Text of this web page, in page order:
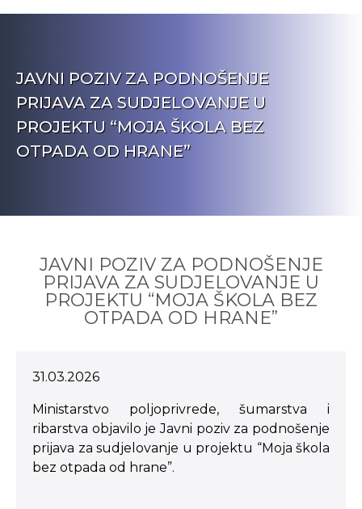
JAVNI POZIV ZA PODNOŠENJE
PRIJAVA ZA SUDJELOVANJE U
PROJEKTU “MOJA ŠKOLA BEZ
OTPADA OD HRANE”
JAVNI POZIV ZA PODNOŠENJE
PRIJAVA ZA SUDJELOVANJE U
PROJEKTU “MOJA ŠKOLA BEZ
OTPADA OD HRANE”
31.03.2026
Ministarstvo poljoprivrede, šumarstva i
ribarstva objavilo je Javni poziv za podnošenje
prijava za sudjelovanje u projektu “Moja škola
bez otpada od hrane”.